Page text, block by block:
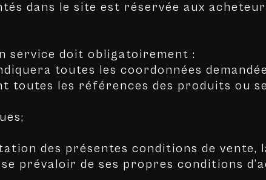
dans le site est réservée aux
service doit obligatoirement :
toutes les coordonnées
toutes les références des produits ou
des présentes conditions de vente,
prévaloir de ses propres conditions